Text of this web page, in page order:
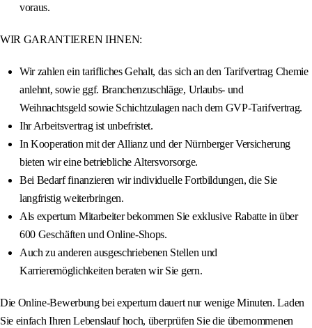
voraus.
WIR GARANTIEREN IHNEN:
Wir zahlen ein tarifliches Gehalt, das sich an den Tarifvertrag Chemie
anlehnt, sowie ggf. Branchenzuschläge, Urlaubs- und
Weihnachtsgeld sowie Schichtzulagen nach dem GVP-Tarifvertrag.
Ihr Arbeitsvertrag ist unbefristet.
In Kooperation mit der Allianz und der Nürnberger Versicherung
bieten wir eine betriebliche Altersvorsorge.
Bei Bedarf finanzieren wir individuelle Fortbildungen, die Sie
langfristig weiterbringen.
Als expertum Mitarbeiter bekommen Sie exklusive Rabatte in über
600 Geschäften und Online-Shops.
Auch zu anderen ausgeschriebenen Stellen und
Karrieremöglichkeiten beraten wir Sie gern.
Die Online-Bewerbung bei expertum dauert nur wenige Minuten. Laden
Sie einfach Ihren Lebenslauf hoch, überprüfen Sie die übernommenen